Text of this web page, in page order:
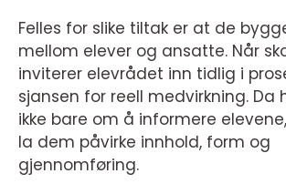
Felles for slike tiltak er at de
mellom elever og ansatte. Når
inviterer elevrådet inn tidlig i
sjansen for reell medvirkning. Da
ikke bare om å informere
la dem påvirke innhold, form og
gjennomføring.